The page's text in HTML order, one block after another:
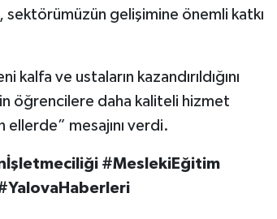
gelişimine önemli katkı
ve ustaların kazandırıldığını
öğrencilere daha kaliteli hizmet
ellerde” mesajını verdi.
#MeslekiEğitim